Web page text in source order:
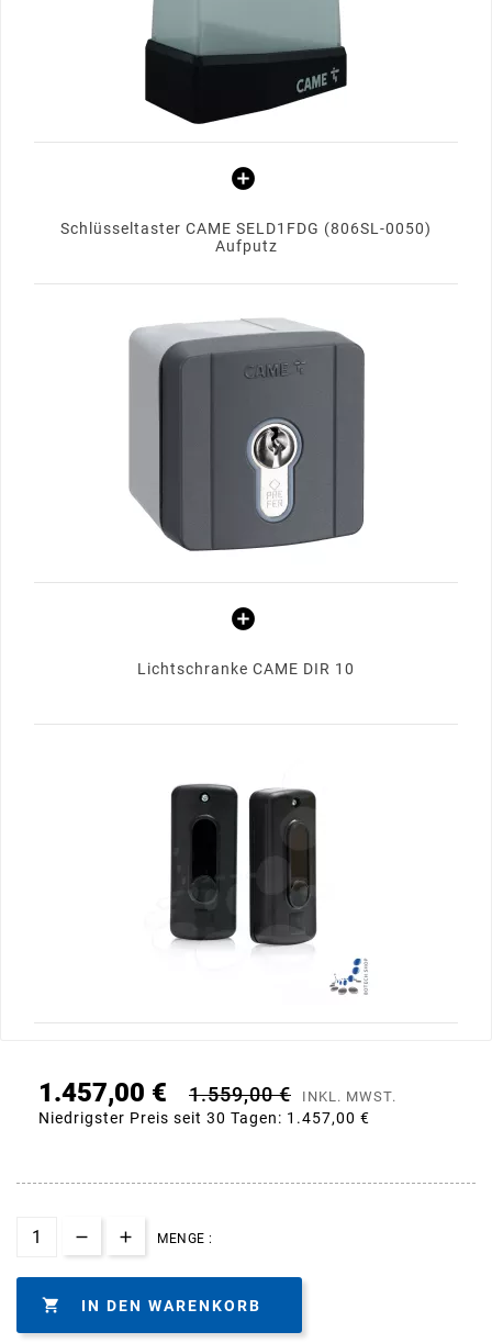
Schlüsseltaster CAME SELD1FDG (806SL-0050)
Aufputz
Lichtschranke CAME DIR 10
1.457,00 € 1.559,00 € INKL. MWST.
Niedrigster Preis seit 30 Tagen: 1.457,00 €
MENGE :
 IN DEN WARENKORB